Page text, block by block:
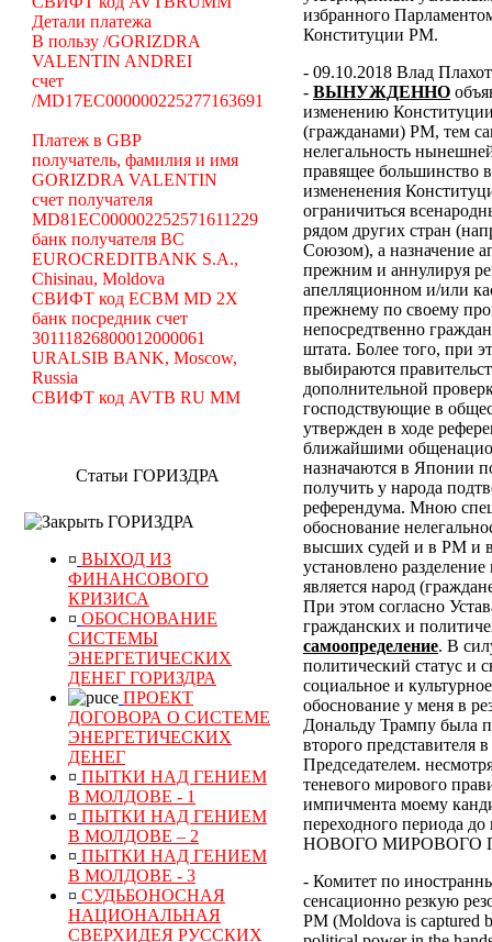
Детали платежа
В пользу /GORIZDRA
VALENTIN ANDREI
счет
/MD17EC000000225277163691
Платеж в GBP
получатель, фамилия и имя
GORIZDRA VALENTIN
счет получателя
MD81EC000002252571611229
банк получателя BC
EUROCREDITBANK S.A.,
Chisinau, Moldova
СВИФТ код ECBM MD 2X
банк посредник счет
30111826800012000061
URALSIB BANK, Moscow,
Russia
СВИФТ код AVTB RU MM
Статьи ГОРИЗДРА
ГОРИЗДРА
¤ ВЫХОД ИЗ
ФИНАНСОВОГО
КРИЗИСА
¤ ОБОСНОВАНИЕ
СИСТЕМЫ
ЭНЕРГЕТИЧЕСКИХ
ДЕНЕГ ГОРИЗДРА
ПРОЕКТ
ДОГОВОРА О СИСТЕМЕ
ЭНЕРГЕТИЧЕСКИХ
ДЕНЕГ
¤ ПЫТКИ НАД ГЕНИЕМ
В МОЛДОВЕ - 1
¤ ПЫТКИ НАД ГЕНИЕМ
В МОЛДОВЕ – 2
¤ ПЫТКИ НАД ГЕНИЕМ
В МОЛДОВЕ - 3
¤ СУДЬБОНОСНАЯ
НАЦИОНАЛЬНАЯ
СВЕРХИДЕЯ РУССКИХ
избранного
Конституции РМ.
- 09.10.2018 Влад
- ВЫНУЖДЕННО
изменению
(гражданами) РМ, тем
нелегальность
правящее большинство
измененения
ограничиться
рядом других стран
Союзом), а назначение
прежним и аннулируя
апелляционном и/или
прежнему по своему
непосредтвенно
штата. Более того, при
выбираются
дополнительной
господствующие в
утвержден в ходе
ближайшими
назначаются в Японии
получить у народа
референдума. Мною
обоснование
высших судей и в РМ и
установлено
является народ
При этом согласно
гражданских и
самоопределение. В
политический статус и
социальное и
обоснование у меня в
Дональду Трампу была
второго представителя
Председателем.
теневого мирового
импичмента моему
переходного
НОВОГО МИРОВОГО
- Комитет по
сенсационно резкую
РМ (Moldova is captured